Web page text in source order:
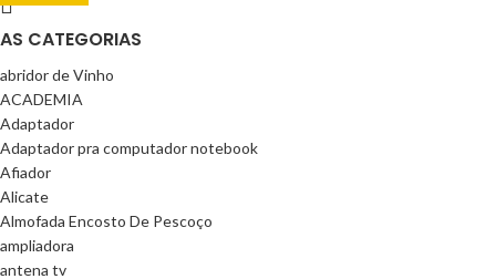
AS CATEGORIAS
abridor de Vinho
ACADEMIA
Adaptador
Adaptador pra computador notebook
Afiador
Alicate
Almofada Encosto De Pescoço
ampliadora
antena tv